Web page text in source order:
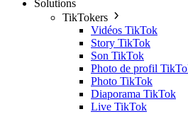
Solutions
TikTokers
Vidéos TikTok
Story TikTok
Son TikTok
Photo de profil
Photo TikTok
Diaporama TikTok
Live TikTok